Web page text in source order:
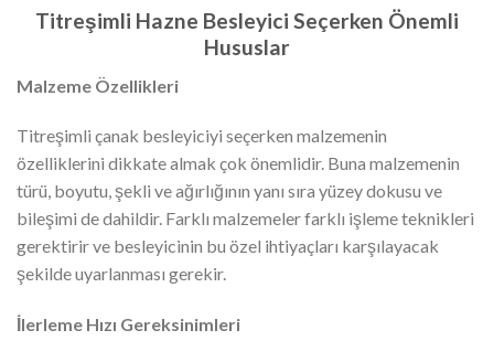
Titreşimli Hazne Besleyici Seçerken Önemli
Hususlar
Malzeme Özellikleri
Titreşimli çanak besleyiciyi seçerken malzemenin
özelliklerini dikkate almak çok önemlidir. Buna malzemenin
türü, boyutu, şekli ve ağırlığının yanı sıra yüzey dokusu ve
bileşimi de dahildir. Farklı malzemeler farklı işleme teknikleri
gerektirir ve besleyicinin bu özel ihtiyaçları karşılayacak
şekilde uyarlanması gerekir.
İlerleme Hızı Gereksinimleri